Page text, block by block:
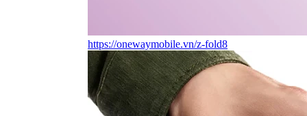
https://onewaymobile.vn/z-fold8